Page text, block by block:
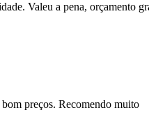
Valeu a pena, orçamento
preços. Recomendo muito